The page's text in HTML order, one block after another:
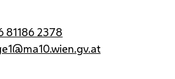
81186 2378